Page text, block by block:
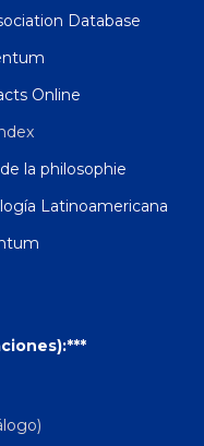
Database
Online
la philosophie
Latinoamericana